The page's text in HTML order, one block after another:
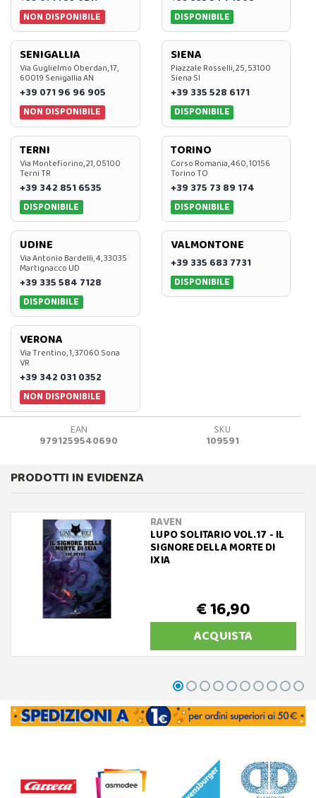
NON DISPONIBILE
DISPONIBILE
SENIGALLIA
Via Guglielmo Oberdan, 17,
60019 Senigallia AN
+39 071 96 96 905
NON DISPONIBILE
SIENA
Piazzale Rosselli, 25, 53100
Siena SI
+39 335 528 6171
DISPONIBILE
TERNI
Via Montefiorino, 21, 05100
Terni TR
+39 342 851 6535
DISPONIBILE
TORINO
Corso Romania, 460, 10156
Torino TO
+39 375 73 89 174
DISPONIBILE
UDINE
Via Antonio Bardelli, 4, 33035
Martignacco UD
+39 335 584 7128
DISPONIBILE
VALMONTONE
+39 335 683 7731
DISPONIBILE
VERONA
Via Trentino, 1, 37060 Sona
VR
+39 342 031 0352
NON DISPONIBILE
EAN
9791259540690
SKU
109591
PRODOTTI IN EVIDENZA
RAVEN
LUPO SOLITARIO VOL.17 - IL
SIGNORE DELLA MORTE DI
IXIA
€ 16,90
ACQUISTA